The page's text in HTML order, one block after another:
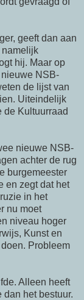
geeft dan aan
namelijk
hij. Maar op
NSB-
de lijst van
Uiteindelijk
de Kultuurraad
nieuwe NSB-
achter de rug
burgemeester
en zegt dat het
in het
nu moet
niveau hoger
Kunst en
Probleem
Alleen heeft
het bestuur.